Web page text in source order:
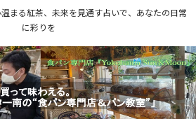
まる紅茶、未来を見通す占いで、あなたの日常
に彩りを